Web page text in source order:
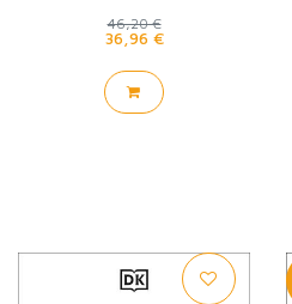
46,20 €
36,96 €